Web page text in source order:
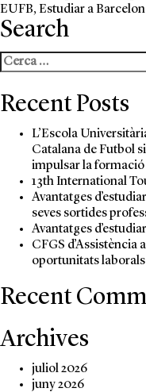
EUFB, Estudiar a
Search
Cerca:
Recent Posts
L’Escola
Catalana de Futbol
impulsar la formació
13th International
Avantatges
seves sortides
Avantatges
CFGS
oportunitats laborals
Recent
Archives
juliol 2026
juny 2026